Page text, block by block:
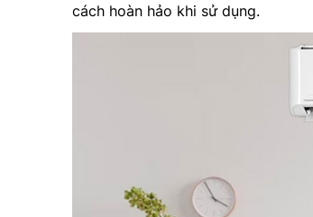
cách hoàn hảo khi sử dụng.